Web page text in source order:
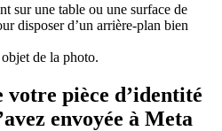
sur une table ou une surface de
disposer d’un arrière-plan bien
de la photo.
votre pièce d’identité
envoyée à Meta